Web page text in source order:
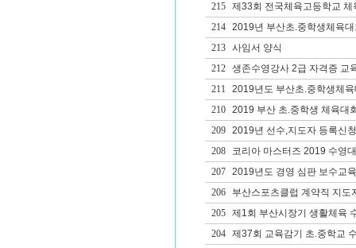
215
제33회 전국체육고등학교 체
214
2019년 부산초.중학생체육
213
사임서 양식
212
생존수영강사 2급 자격증 교
211
2019년도 부산초.중학생체
210
2019 부산 초.중학생 체육대
209
2019년 선수,지도자 등록신
208
코리아 마스터즈 2019 수영
207
2019년도 경영 심판 보수교
206
부산스포츠클럽 계약직 지도
205
제1회 부산시장기 생활체육
204
제37회 교육감기 초.중학교